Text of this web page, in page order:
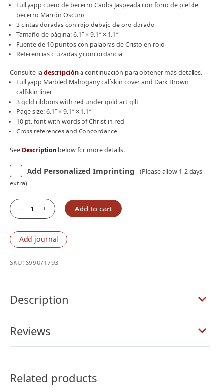
Full yapp cuero de becerro Caoba Jaspeada con forro de piel de
becerro Marrón Oscuro
3 cintas doradas con rojo debajo de oro dorado
Tamaño de página: 6.1″ × 9.1″ × 1.1″
Fuente de 10 puntos con palabras de Cristo en rojo
Referencias cruzadas y concordancia
Consulte la descripcióna continuación para obtener más detalles.
Full yapp Marbled Mahogany calfskin cover and Dark Brown
calfskin liner
3 gold ribbons with red under gold art gilt
Page size: 6.1″ × 9.1″ × 1.1″
10 pt. font with words of Christ in red
Cross references and Concordance
See Description below for more details.
Add Personalized Imprinting
(Please allow 1-2 days
extra)
-
Schuyler
RVR60,
Full
Yapp
de
Becerro
Biblia
+ Add to cart
Add journal
SKU: S990/1793
Description
Reviews
Related products